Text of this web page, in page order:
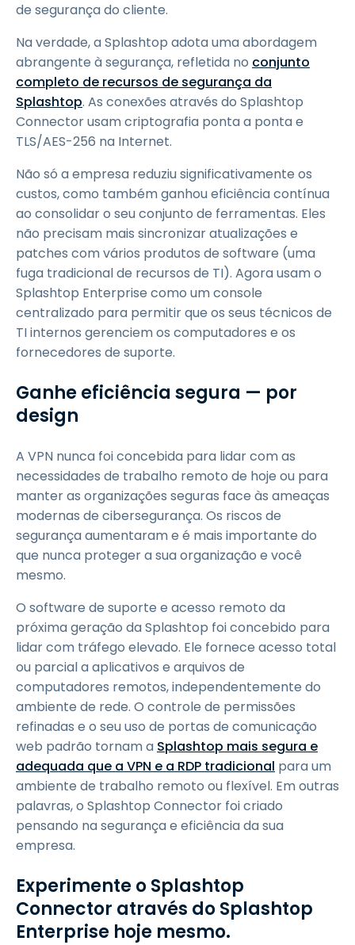
de segurança do cliente.
Na verdade, a Splashtop adota uma abordagem
abrangente à segurança, refletida no conjunto
completo de recursos de segurança da
Splashtop. As conexões através do Splashtop
Connector usam criptografia ponta a ponta e
TLS/AES-256 na Internet.
Não só a empresa reduziu significativamente os
custos, como também ganhou eficiência contínua
ao consolidar o seu conjunto de ferramentas. Eles
não precisam mais sincronizar atualizações e
patches com vários produtos de software (uma
fuga tradicional de recursos de TI). Agora usam o
Splashtop Enterprise como um console
centralizado para permitir que os seus técnicos de
TI internos gerenciem os computadores e os
fornecedores de suporte.
Ganhe eficiência segura — por
design
A VPN nunca foi concebida para lidar com as
necessidades de trabalho remoto de hoje ou para
manter as organizações seguras face às ameaças
modernas de cibersegurança. Os riscos de
segurança aumentaram e é mais importante do
que nunca proteger a sua organização e você
mesmo.
O software de suporte e acesso remoto da
próxima geração da Splashtop foi concebido para
lidar com tráfego elevado. Ele fornece acesso total
ou parcial a aplicativos e arquivos de
computadores remotos, independentemente do
ambiente de rede. O controle de permissões
refinadas e o seu uso de portas de comunicação
web padrão tornam a Splashtop mais segura e
adequada que a VPN e a RDP tradicional para um
ambiente de trabalho remoto ou flexível. Em outras
palavras, o Splashtop Connector foi criado
pensando na segurança e eficiência da sua
empresa.
Experimente o Splashtop
Connector através do Splashtop
Enterprise hoje mesmo.